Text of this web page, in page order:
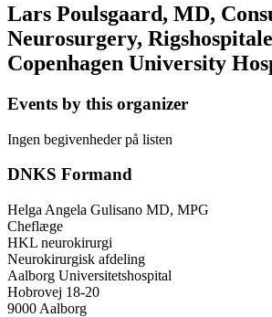
Lars Poulsgaard, MD,
Neurosurgery,
Copenhagen University
Events by this organizer
Ingen begivenheder på listen
DNKS Formand
Helga Angela Gulisano MD, MPG
Cheflæge
HKL neurokirurgi
Neurokirurgisk afdeling
Aalborg Universitetshospital
Hobrovej 18-20
9000 Aalborg